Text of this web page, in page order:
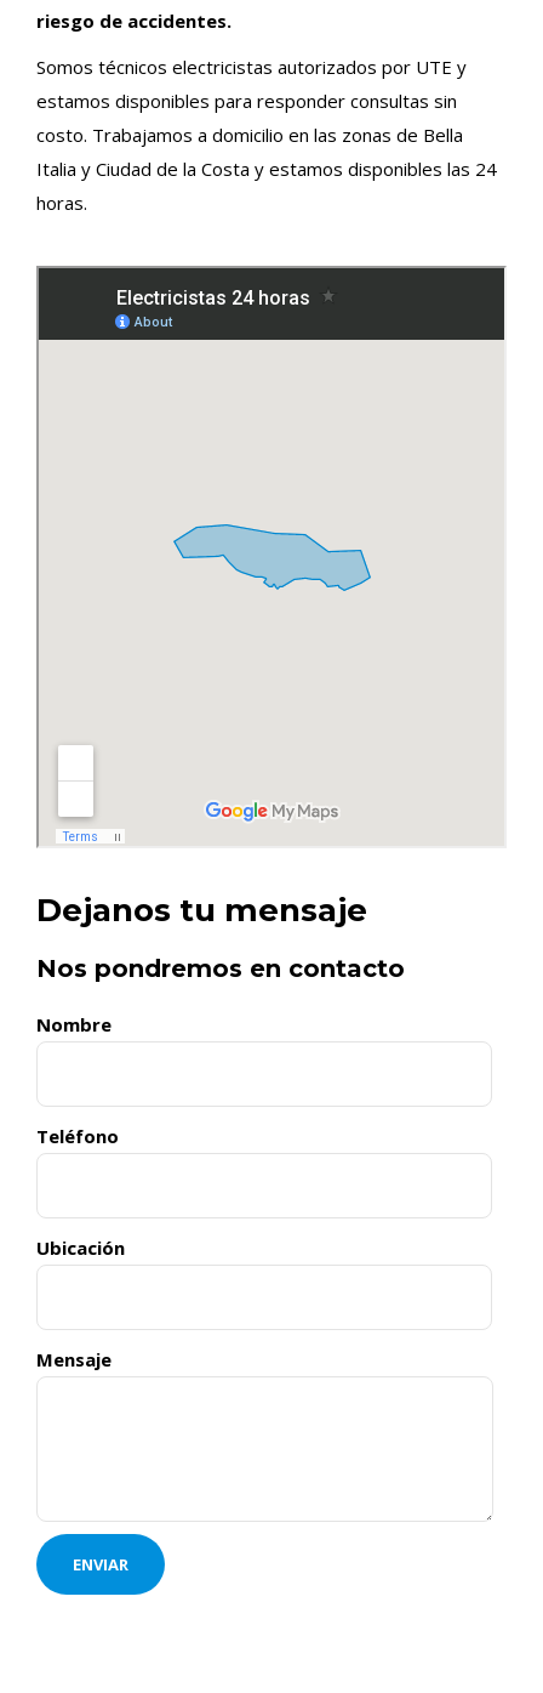
riesgo de accidentes.
Somos técnicos electricistas autorizados por UTE y
estamos disponibles para responder consultas sin
costo. Trabajamos a domicilio en las zonas de Bella
Italia y Ciudad de la Costa y estamos disponibles las 24
horas.
Dejanos tu mensaje
Nos pondremos en contacto
Nombre
Teléfono
Ubicación
Mensaje